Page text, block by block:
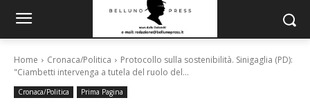
Home Cronaca/Politica
Protocollo sulla sostenibilità. Sinigaglia (PD):
"Ciambetti intervenga a tutela del ruolo del...
Cronaca/Politica Prima Pagina